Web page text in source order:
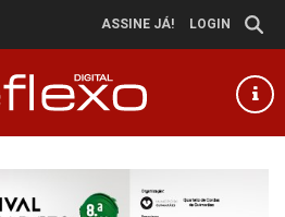
ASSINE JÁ! LOGIN